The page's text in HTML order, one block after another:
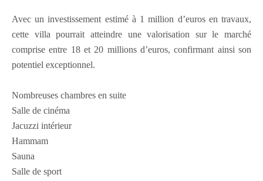
Avec un investissement estimé à 1 million d’euros en travaux,
cette villa pourrait atteindre une valorisation sur le marché
comprise entre 18 et 20 millions d’euros, confirmant ainsi son
potentiel exceptionnel.
Nombreuses chambres en suite
Salle de cinéma
Jacuzzi intérieur
Hammam
Sauna
Salle de sport